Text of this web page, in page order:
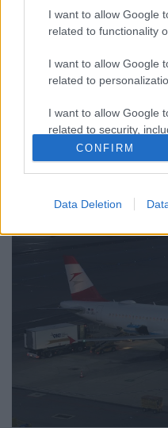
I want to allow Google
related to functionality
I want to allow Google
related to
I want to allow Google
related to security,
functionality and fraud
user protection.
CONFIRM
Data Deletion
Hamster •2018. augusztus 03.
Térjünk kicsit vissza a
eddig nem figyeltem
vonórúd nélküli
hagyományos
lehet a reptereken.
körbeölelik az orrfutót,
hogyan…